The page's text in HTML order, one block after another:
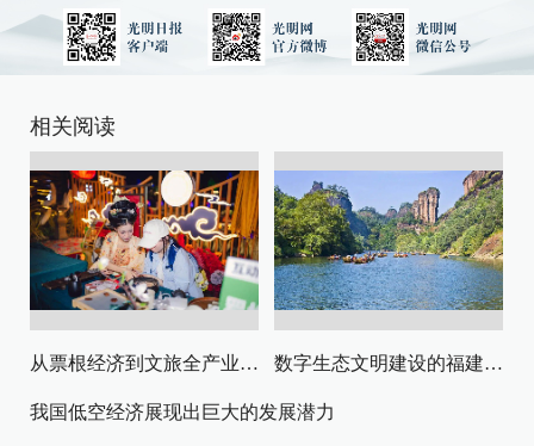
相关阅读
从票根经济到文旅全产业链升级 数字生态文明建设的福建路径与启示
我国低空经济展现出巨大的发展潜力